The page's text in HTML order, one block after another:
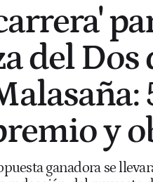
del Dos
y
ganadora se